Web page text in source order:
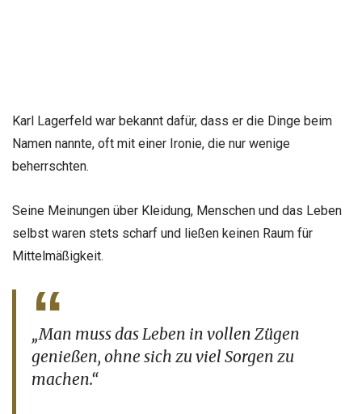
Karl Lagerfeld war bekannt dafür, dass er die Dinge beim
Namen nannte, oft mit einer Ironie, die nur wenige
beherrschten.
Seine Meinungen über Kleidung, Menschen und das Leben
selbst waren stets scharf und ließen keinen Raum für
Mittelmäßigkeit.
„Man muss das Leben in vollen Zügen
genießen, ohne sich zu viel Sorgen zu
machen.“